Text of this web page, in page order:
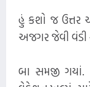
હું કશો જ ઉત્તર
અજગર જેવી વંડી
બા સમજી